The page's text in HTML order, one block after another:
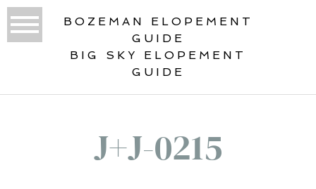
BOZEMAN ELOPEMENT
GUIDE
BIG SKY ELOPEMENT
GUIDE
J+J-0215